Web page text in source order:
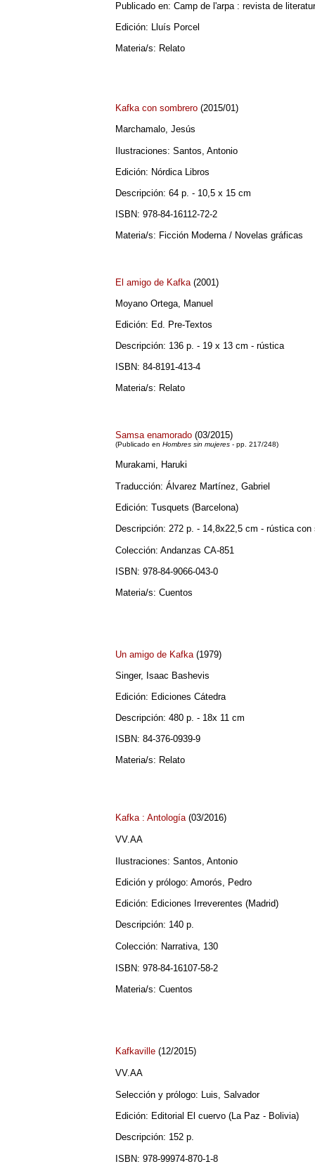
Publicado en: Camp de l'arpa : revista de
Edición: Lluís Porcel
Materia/s: Relato
Kafka con sombrero (2015/01)
Marchamalo, Jesús
Ilustraciones: Santos, Antonio
Edición: Nórdica Libros
Descripción: 64 p. - 10,5 x 15 cm
ISBN: 978-84-16112-72-2
Materia/s: Ficción Moderna / Novelas gráficas
El amigo de Kafka(2001)
Moyano Ortega, Manuel
Edición: Ed. Pre-Textos
Descripción: 136 p. - 19 x 13 cm - rústica
ISBN: 84-8191-413-4
Materia/s: Relato
Samsa enamorado (03/2015)
(Publicado en Hombres sin mujeres - pp. 217/248)
Murakami, Haruki
Traducción: Álvarez Martínez, Gabriel
Edición: Tusquets (Barcelona)
Descripción: 272 p. - 14,8x22,5 cm - rústica con
Colección: Andanzas CA-851
ISBN: 978-84-9066-043-0
Materia/s: Cuentos
Un amigo de Kafka(1979)
Singer, Isaac Bashevis
Edición: Ediciones Cátedra
Descripción: 480 p. - 18x 11 cm
ISBN: 84-376-0939-9
Materia/s: Relato
Kafka : Antología(03/2016)
VV.AA
Ilustraciones: Santos, Antonio
Edición y prólogo: Amorós, Pedro
Edición: Ediciones Irreverentes (Madrid)
Descripción: 140 p.
Colección: Narrativa, 130
ISBN: 978-84-16107-58-2
Materia/s: Cuentos
Kafkaville (12/2015)
VV.AA
Selección y prólogo: Luis, Salvador
Edición: Editorial El cuervo (La Paz - Bolivia)
Descripción: 152 p.
ISBN: 978-99974-870-1-8